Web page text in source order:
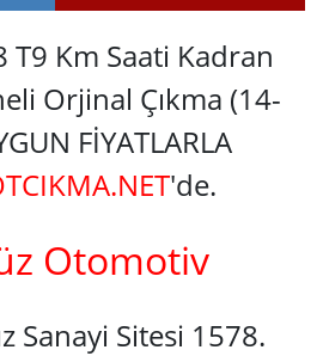
T9 Km Saati Kadran
Orjinal Çıkma (14-
FİYATLARLA
'de.
Otomotiv
Sanayi Sitesi 1578.